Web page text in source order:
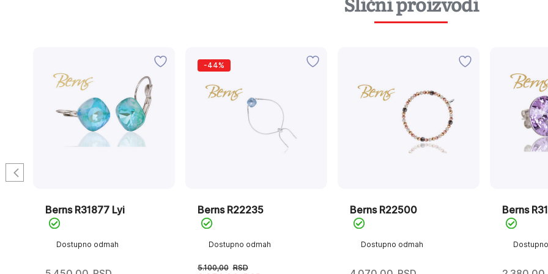
Slični proizvodi
Dostupno odmah
Berns R31877 Lyi
-44%
Dostupno odmah
Berns R22235
5.100,00 RSD
Dostupno odmah
Berns R22500 Berns